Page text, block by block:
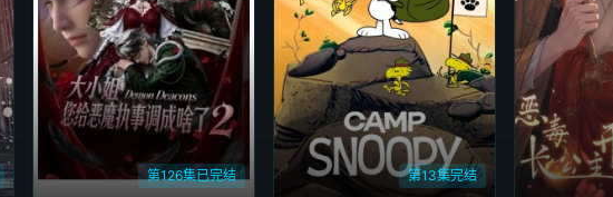
第126集已完结 第13集完结